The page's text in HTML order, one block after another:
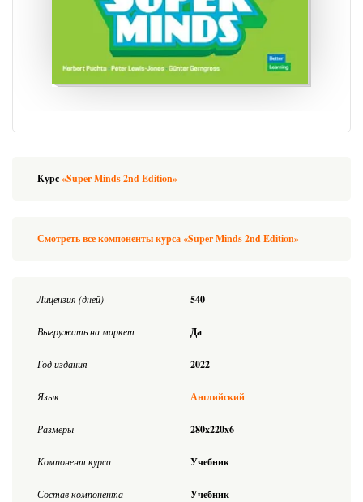
Курс«Super Minds 2nd Edition»
Смотреть все компоненты курса «Super Minds 2nd Edition»
Лицензия (дней) 540
Выгружать на маркет Да
Год издания 2022
Язык Английский
Размеры 280x220x6
Компонент курса Учебник
Состав компонента Учебник